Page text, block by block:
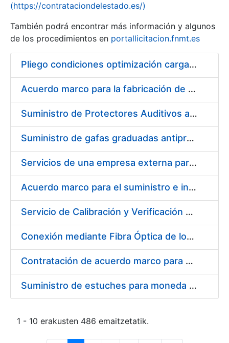
Erakutsi/Ezkutatu
(https://contrataciondelestado.es/)
También podrá encontrar más información y algunos
de los procedimientos en portallicitacion.fnmt.es
Pliego condiciones optimización cargas compras firmado
Acuerdo marco para la fabricación de piezas
Suministro de Protectores Auditivos a medida para las personas trabajadoras de los Centros de Trabajo de Madrid y Burgos
Suministro de gafas graduadas antiproyecciones para los trabajadores de la FNMT-RCM en los centros de trabajo de Madrid y Burgos
Servicios de una empresa externa para el asesoramiento y resolución de los recursos de alzada que se presentan relacionados con procesos de selección para la FNMT-RCM
Acuerdo marco para el suministro e instalación de persianas, estores y otros complementos
Servicio de Calibración y Verificación Externa de los Equipos de Medición del Servicio de Prevención de la FNMT-RCM
Conexión mediante Fibra Óptica de los Centros de Proceso de Datos (CPDs) de las sedes de la FNMT-RCM de Burgos y Madrid
Contratación de acuerdo marco para el Suministro de Material de Electricidad para la Fábrica Nacional de Moneda y Timbre-Real Casa de la Moneda en su centro de trabajo de Burgos
Suministro de estuches para moneda de 30 €
1 - 10 erakusten 486 emaitzetatik.